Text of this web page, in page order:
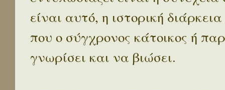
είναι αυτό, η ιστορική
που ο σύγχρονος κάτοικος ή
γνωρίσει και να βιώσει.